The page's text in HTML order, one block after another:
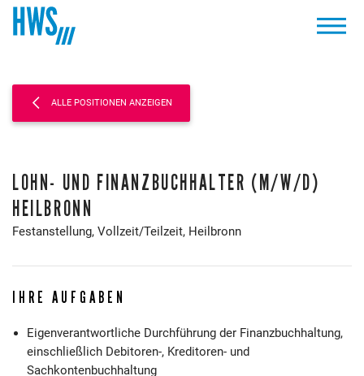
ALLE POSITIONEN ANZEIGEN
LOHN- UND FINANZBUCHHALTER (M/W/D)
HEILBRONN
Festanstellung, Vollzeit/Teilzeit, Heilbronn
IHRE AUFGABEN
Eigenverantwortliche Durchführung der Finanzbuchhaltung,
einschließlich Debitoren-, Kreditoren- und
Sachkontenbuchhaltung